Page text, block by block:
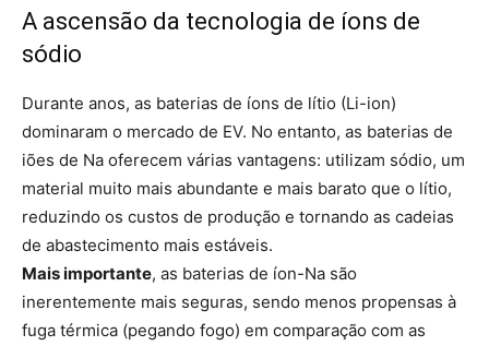
A ascensão da tecnologia de íons de
sódio
Durante anos, as baterias de íons de lítio (Li-ion)
dominaram o mercado de EV. No entanto, as baterias de
iões de Na oferecem várias vantagens: utilizam sódio, um
material muito mais abundante e mais barato que o lítio,
reduzindo os custos de produção e tornando as cadeias
de abastecimento mais estáveis.
Mais importante, as baterias de íon-Na são
inerentemente mais seguras, sendo menos propensas à
fuga térmica (pegando fogo) em comparação com as